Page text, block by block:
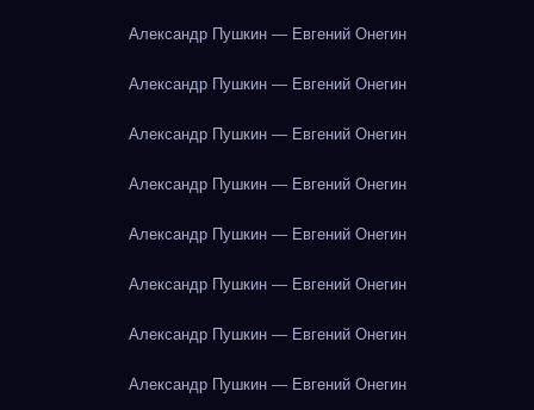
Александр Пушкин — Евгений Онегин
Александр Пушкин — Евгений Онегин
Александр Пушкин — Евгений Онегин
Александр Пушкин — Евгений Онегин
Александр Пушкин — Евгений Онегин
Александр Пушкин — Евгений Онегин
Александр Пушкин — Евгений Онегин
Александр Пушкин — Евгений Онегин